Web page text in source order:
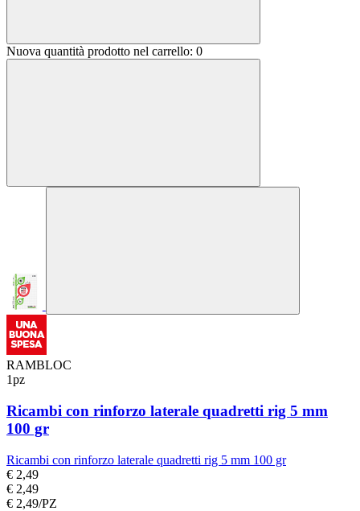
Nuova quantità prodotto nel carrello: 0
RAMBLOC
1pz
Ricambi con rinforzo laterale quadretti rig 5 mm
100 gr
Ricambi con rinforzo laterale quadretti rig 5 mm 100 gr
€ 2,49
€ 2,49
€ 2,49/PZ